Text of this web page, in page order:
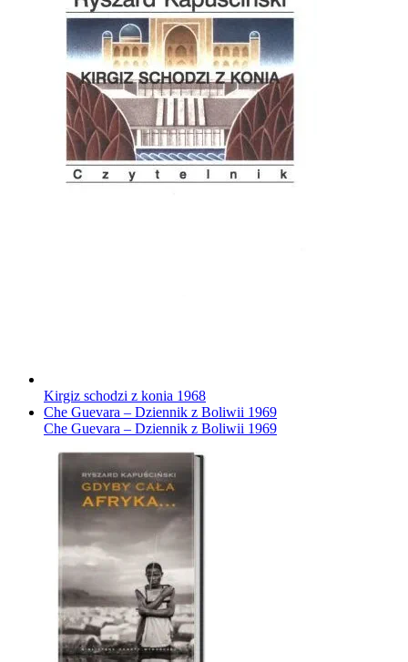
Kirgiz schodzi z konia 1968
Che Guevara – Dziennik z Boliwii 1969
Che Guevara – Dziennik z Boliwii 1969